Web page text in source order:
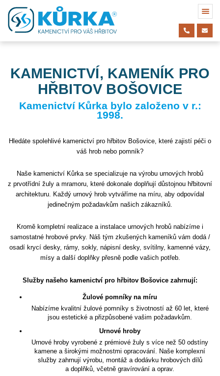
KAMENICTVÍ, KAMENÍK PRO
HŘBITOV BOŠOVICE
Kamenictví Kůrka bylo založeno v r.:
1998.
Hledáte spolehlivé kamenictví pro hřbitov Bošovice, které zajistí péči o
váš hrob nebo pomník?
Naše kamenictví Kůrka se specializuje na výrobu urnových hrobů
z prvotřídní žuly a mramoru, které dokonale doplňují důstojnou hřbitovní
architekturu. Každý urnový hrob vytváříme na míru, aby odpovídal
jedinečným požadavkům našich zákazníků.
Kromě kompletní realizace a instalace urnových hrobů nabízíme i
samostatné hrobové prvky. Náš tým zkušených kameníků vám dodá /
osadí krycí desky, rámy, sokly, nápisní desky, svítilny, kamenné vázy,
mísy a další doplňky přesně podle vašich potřeb.
Služby našeho kamenictví pro hřbitov Bošovice zahrnují:
Žulové pomníky na míru
Nabízíme kvalitní žulové pomníky s životností až 60 let, které
jsou estetické a přizpůsobené vašim požadavkům.
Urnové hroby
Urnové hroby vyrobené z prémiové žuly s více než 50 odstíny
kamene a širokými možnostmi opracování. Naše komplexní
služby zahrnují výrobu, montáž a dodávku hrobových dílů
a doplňků, včetně gravírování a oprav.